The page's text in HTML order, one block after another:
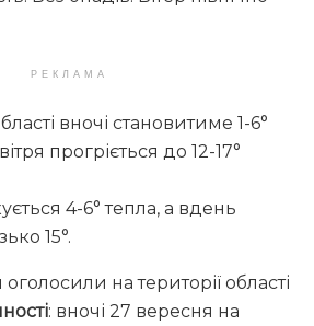
РЕКЛАМА
вночі становитиме 1-6°
прогріється до 12-17°
4-6° тепла, а вдень
15°.
на території області
: вночі 27 вересня на